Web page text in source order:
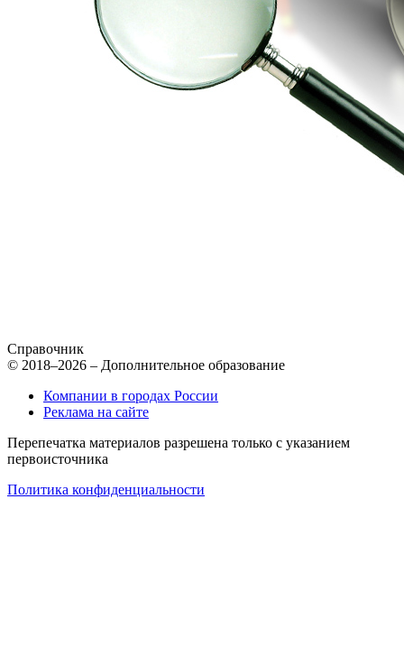
Справочник
© 2018–2026 – Дополнительное образование
Компании в городах России
Реклама на сайте
Перепечатка материалов разрешена только с указанием
первоисточника
Политика конфиденциальности